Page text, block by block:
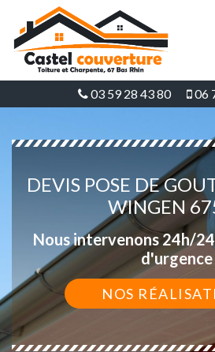
03 59 28 43 80 06
DEVIS POSE DE
WINGEN
Nous intervenons 24h/
d'urgence
NOS